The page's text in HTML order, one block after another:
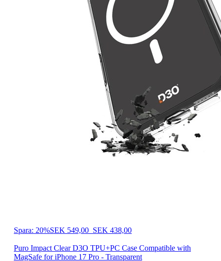
Spara: 20%SEK 549,00 SEK 438,00
Puro Impact Clear D3O TPU+PC Case Compatible with
MagSafe for iPhone 17 Pro - Transparent